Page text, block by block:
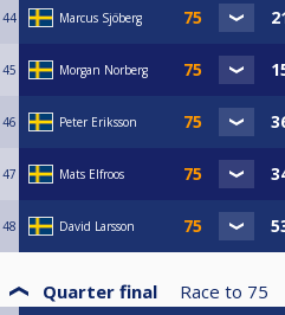
44 Marcus Sjöberg
45 Morgan Norberg
46 Peter Eriksson
47 Mats Elfroos
48 David Larsson
Quarter final Race to 75